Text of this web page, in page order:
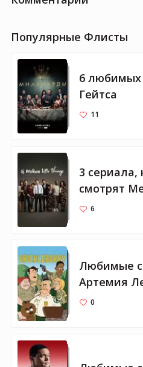
Популярные Флисты
6 любимых
Гейтса
11
3 сериала,
смотрят
6
Любимые
Артемия
0